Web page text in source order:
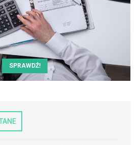
SPRAWDŹ!